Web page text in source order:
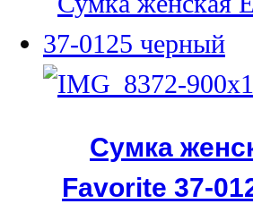
Сумка
Favorite 37-